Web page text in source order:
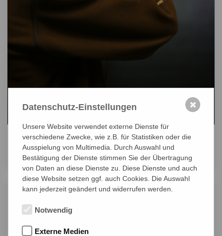
Systematisch aufgebautes Training im Schießkino
Schritten: dem Verstehen, was wie zu tun ist, dem
Erlernen der Technik mit fachlicher Unterstützung und
Datenschutz-Einstellungen
Unsere Website verwendet externe Dienste für
verschiedene Zwecke, wie z.B. für Statistiken oder die
Ausspielung von Multimedia. Durch Auswahl und
Bestätigung der Dienste stimmen Sie der Übertragung
von Daten an diese Dienste zu. Diese Dienste und auch
diese Website setzen ggf. auch Cookies. Die Auswahl
kann jederzeit geändert und widerrufen werden.
Notwendig
Externe Medien
✖